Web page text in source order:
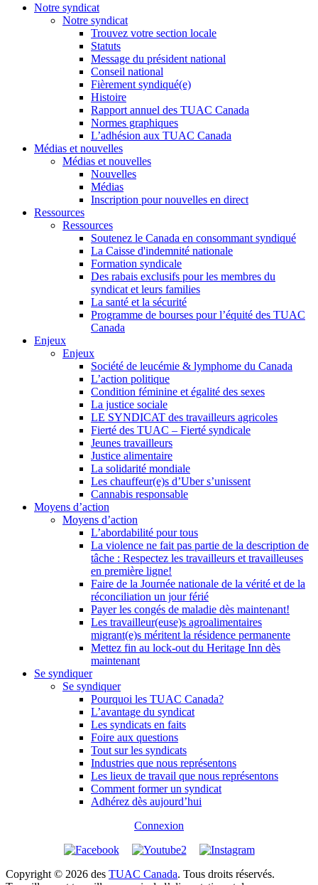
Notre syndicat
Notre syndicat
Trouvez votre section locale
Statuts
Message du président national
Conseil national
Fièrement syndiqué(e)
Histoire
Rapport annuel des TUAC Canada
Normes graphiques
L’adhésion aux TUAC Canada
Médias et nouvelles
Médias et nouvelles
Nouvelles
Médias
Inscription pour nouvelles en direct
Ressources
Ressources
Soutenez le Canada en consommant syndiqué
La Caisse d'indemnité nationale
Formation syndicale
Des rabais exclusifs pour les membres du
syndicat et leurs families
La santé et la sécurité
Programme de bourses pour l’équité des TUAC
Canada
Enjeux
Enjeux
Société de leucémie & lymphome du Canada
L’action politique
Condition féminine et égalité des sexes
La justice sociale
LE SYNDICAT des travailleurs agricoles
Fierté des TUAC – Fierté syndicale
Jeunes travailleurs
Justice alimentaire
La solidarité mondiale
Les chauffeur(e)s d’Uber s’unissent
Cannabis responsable
Moyens d’action
Moyens d’action
L’abordabilité pour tous
La violence ne fait pas partie de la description de
tâche : Respectez les travailleurs et travailleuses
en première ligne!
Faire de la Journée nationale de la vérité et de la
réconciliation un jour férié
Payer les congés de maladie dès maintenant!
Les travailleur(euse)s agroalimentaires
migrant(e)s méritent la résidence permanente
Mettez fin au lock-out du Heritage Inn dès
maintenant
Se syndiquer
Se syndiquer
Pourquoi les TUAC Canada?
L’avantage du syndicat
Les syndicats en faits
Foire aux questions
Tout sur les syndicats
Industries que nous représentons
Les lieux de travail que nous représentons
Comment former un syndicat
Adhérez dès aujourd’hui
Connexion
Copyright © 2026 des TUAC Canada. Tous droits réservés.